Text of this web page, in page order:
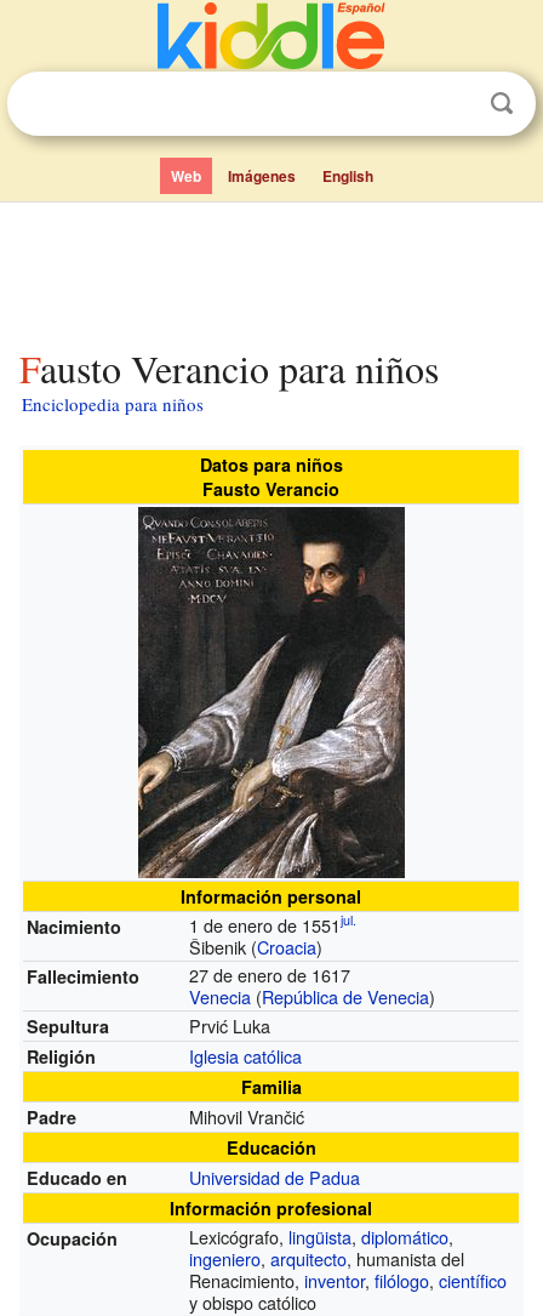
Web Imágenes English
Fausto Verancio para niños
Enciclopedia para niños
Datos para niños
Fausto Verancio
Información personal
Nacimiento
1 de enero de 1551jul.
Šibenik (Croacia)
Fallecimiento
27 de enero de 1617
Venecia (República de Venecia)
Sepultura Prvić Luka
Religión Iglesia católica
Familia
Padre
Mihovil Vrančić
Educación
Educado en
Universidad de Padua
Información profesional
Ocupación
Lexicógrafo, lingüista,diplomático,
ingeniero,arquitecto, humanista del
Renacimiento,inventor,filólogo,científico
y obispo católico